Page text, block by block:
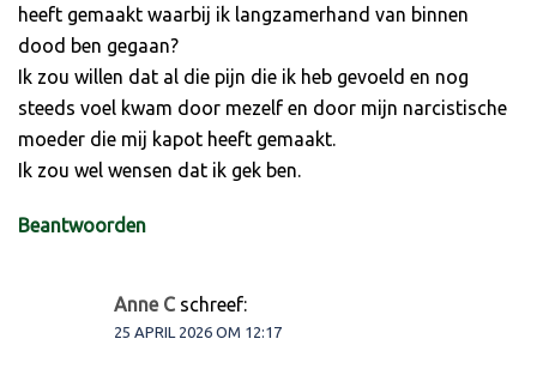
heeft gemaakt waarbij ik langzamerhand van binnen
dood ben gegaan?
Ik zou willen dat al die pijn die ik heb gevoeld en nog
steeds voel kwam door mezelf en door mijn narcistische
moeder die mij kapot heeft gemaakt.
Ik zou wel wensen dat ik gek ben.
Beantwoorden
Anne C schreef:
25 APRIL 2026 OM 12:17